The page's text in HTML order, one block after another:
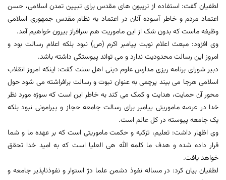
لطفیان گفت: استفاده از تریبون های مقدس برای تبیین تمدن اسلامی، حسن
اعتماد مردم و خاطر آسوده آنان در اعتماد به نظام مقدس جمهوری اسلامی
وظیفه ماست که بدون شک از این ماموریت هم سرافراز بیرون خواهیم آمد.
وی افزود: مبعث اعلام نوبت پیامبر اکرم (ص) نبود بلکه اعلام رسالت بود و
امروز این رسالت محدودیت ندارد و می تواند پیوستگی داشته باشد.
دبیر شورای برنامه ریزی مدارس علوم دینی اهل سنت گفت: اینکه امروز انقلاب
اسلامی هرجا می بیند پرچمی به عنوان نبوت و رسالت برافراشته می شود حول
محور آن حمایت، هدایت و کمک می کند به خاطر این است که سوژه مورد نظر
خدا در عرصه ماموریتی پیامبر برای رسالت جامعه حجاز و پیرامونی نبود بلکه
یک جامعه پیوسته در کل عالم است.
وی اظهار داشت: تعلیم، تزکیه و حکمت ماموریتی است که بر عهده ما و شما
قرار داده شده و هدف ما کلمه الله هی العلیا است که به امید خدا تحقق
خواهد یافت.
لطفیان بیان کرد: در مساله نفوذ دشمن علما دژ استوار و نفوذناپذیر جامعه و